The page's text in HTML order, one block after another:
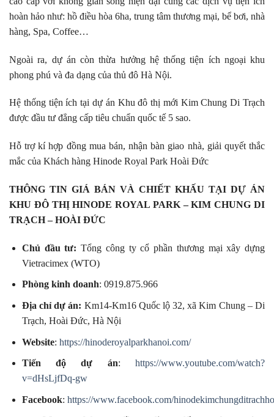
hoàn hảo như: hồ điều hòa 6ha, trung tâm thương mại, bể bơi, nhà
hàng, Spa, Coffee…
Ngoài ra, dự án còn thừa hưởng hệ thống tiện ích ngoại khu
phong phú và đa dạng của thủ đô Hà Nội.
Hệ thống tiện ích tại dự án Khu đô thị mới Kim Chung Di Trạch
được đầu tư đẳng cấp tiêu chuẩn quốc tế 5 sao.
Hỗ trợ kí hợp đồng mua bán, nhận bàn giao nhà, giải quyết thắc
mắc của Khách hàng Hinode Royal Park Hoài Đức
THÔNG TIN GIÁ BÁN VÀ CHIẾT KHẤU TẠI DỰ ÁN
KHU ĐÔ THỊ HINODE ROYAL PARK – KIM CHUNG DI
TRẠCH – HOÀI ĐỨC
Chủ đầu tư: Tổng công ty cổ phần thương mại xây dựng
Vietracimex (WTO)
Phòng kinh doanh: 0919.875.966
Địa chỉ dự án: Km14-Km16 Quốc lộ 32, xã Kim Chung – Di
Trạch, Hoài Đức, Hà Nội
Website: https://hinoderoyalparkhanoi.com/
Tiến độ dự án:https://www.youtube.com/watch?
v=dHsLjfDq-gw
Facebook: https://www.facebook.com/